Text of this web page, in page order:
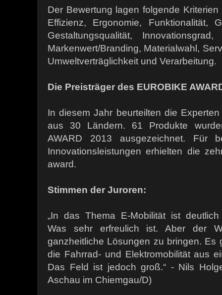
Der Bewertung lagen folgende
Effizienz, Ergonomie, Funktionalität,
Gestaltungsqualität,
Markenwert/Branding, Materialwahl,
Umweltverträglichkeit und Verarbeitung.
Die Preisträger des EUROBIKE
In diesem Jahr beurteilten die
aus 30 Ländern. 61 Produkte
AWARD 2013 ausgezeichnet. Für
Innovationsleistungen erhielten die
award.
Stimmen der Juroren:
„In das Thema E-Mobilität ist
Was sehr erfreulich ist. Aber der
ganzheitliche Lösungen zu bringen. Es
die Fahrrad- und Elektromobilität aus
Das Feld ist jedoch groß.“ - Nils
Aschau im Chiemgau/D)